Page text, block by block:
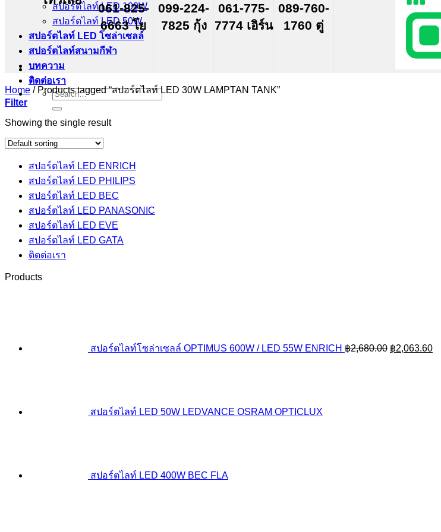
สปอร์ตไลท์ LED 100W
สปอร์ตไลท์ LED 50W
สปอร์ตไลท์ LED โซล่าเซลล์
สปอร์ตไลท์สนามกีฬา
บทความ
ติดต่อเรา
Search
for:
061-825-
6663 โย
099-224-
7825 กุ้ง
061-775-
7774 เอิร์น
089-760-
1760 ตู่
Home /Products tagged “สปอร์ตไลท์ LED 30W LAMPTAN TANK”
Filter
Showing the single result
สปอร์ตไลท์ LED ENRICH
สปอร์ตไลท์ LED PHILIPS
สปอร์ตไลท์ LED BEC
สปอร์ตไลท์ LED PANASONIC
สปอร์ตไลท์ LED EVE
สปอร์ตไลท์ LED GATA
ติดต่อเรา
Products
สปอร์ตไลท์โซล่าเซลล์ OPTIMUS 600W / LED 55W ENRICH ฿2,680.00 ฿2,063.60
สปอร์ตไลท์ LED 50W LEDVANCE OSRAM OPTICLUX
สปอร์ตไลท์ LED 400W BEC FLA